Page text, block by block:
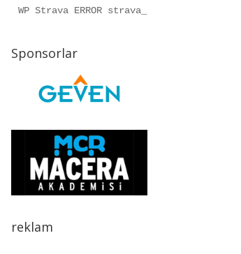
WP Strava ERROR strava_info should
Sponsorlar
reklam